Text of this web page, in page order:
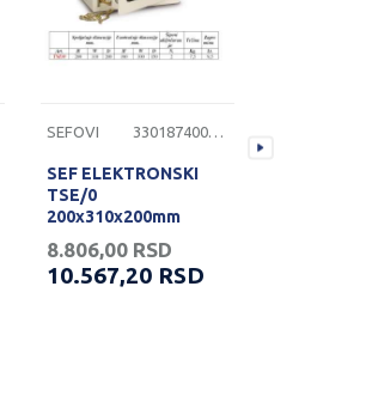
SEFOVI 3301874000200
SEF ELEKTRONSKI
TSE/0
200x310x200mm
8.806,00 RSD
10.567,20 RSD